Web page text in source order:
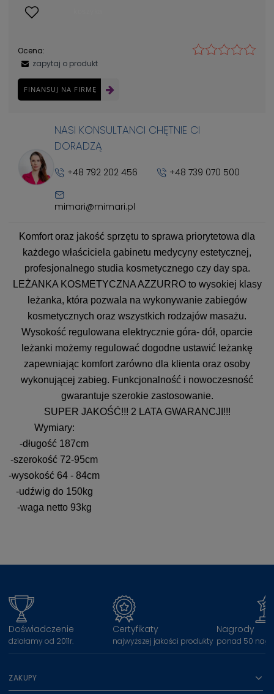
Ocena:
zapytaj o produkt
FINANSUJ NA FIRMĘ
NASI KONSULTANCI CHĘTNIE CI
DORADZĄ
+48 792 202 456 +48 739 070 500
mimari@mimari.pl
Komfort oraz jakość sprzętu to sprawa priorytetowa dla
każdego właściciela gabinetu medycyny estetycznej,
profesjonalnego studia kosmetycznego czy day spa.
LEŻANKA KOSMETYCZNA AZZURRO to wysokiej klasy
leżanka, która pozwala na wykonywanie zabiegów
kosmetycznych oraz wszystkich rodzajów masażu.
Wysokość regulowana elektrycznie góra- dół, oparcie
leżanki możemy regulować dogodne ustawić leżankę
zapewniając komfort zarówno dla klienta oraz osoby
wykonującej zabieg. Funkcjonalność i nowoczesność
gwarantuje szerokie zastosowanie.
SUPER JAKOŚĆ!!! 2 LATA GWARANCJI!!!
Wymiary:
-długość 187cm
-szerokość 72-95cm
-wysokość 64 - 84cm
-udźwig do 150kg
-waga netto 93kg
Doświadczenie
działamy od 2011r.
Certyfikaty
najwyższej jakości produkty
Nagrody
ponad 50
ZAKUPY